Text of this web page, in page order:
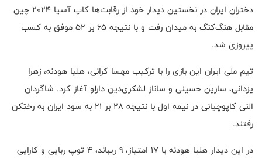
دختران ایران در نخستین دیدار خود از رقابت‌ها کاپ آسیا 2024 چین
مقابل هنگ‌کنگ به میدان رفت و با نتیجه 65 بر 52 موفق به کسب
پیروزی شد.
تیم ملی ایران این بازی را با ترکیب مهسا کرانی، هلیا هودنه، زهرا
یزدانی، سارین حسینی و ساناز لشکری‌دین دارلو آغاز کرد. شاگردان
النی کاپوچیانی در نیمه اول با نتیجه 28 بر 21 به سود ایران به رختکن
رفتند.
در این دیدار هلیا هودنه با 17 امتیاز، 9 ریباند، 4 توپ ربایی و کارایی